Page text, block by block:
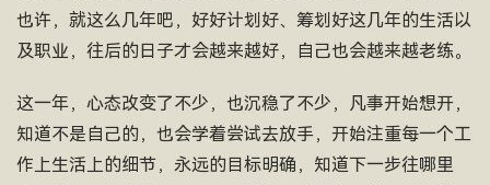
也许，就这么几年吧，好好计划好、筹划好这几年的生活以
及职业，往后的日子才会越来越好，自己也会越来越老练。
这一年，心态改变了不少，也沉稳了不少，凡事开始想开，
知道不是自己的，也会学着尝试去放手，开始注重每一个工
作上生活上的细节，永远的目标明确，知道下一步往哪里